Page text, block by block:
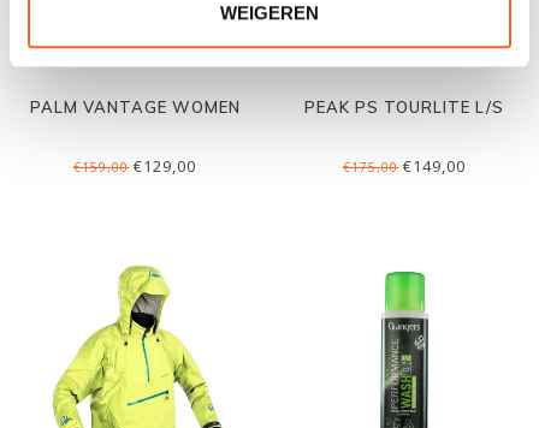
WEIGEREN
PALM VANTAGE WOMEN
€159,00 €129,00
PEAK PS TOURLITE L/S
€175,00 €149,00